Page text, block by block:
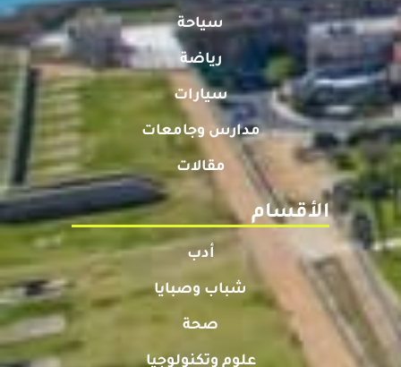
سياحة
رياضة
سيارات
مدارس وجامعات
مقالات
الأقسام
أدب
شباب وصبايا
صحة
علوم وتكنولوجيا